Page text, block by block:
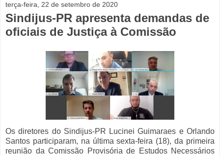
terça-feira, 22 de setembro de 2020
Sindijus-PR apresenta demandas de
oficiais de Justiça à Comissão
Os diretores do Sindijus-PR Lucinei Guimaraes e Orlando
Santos participaram, na última sexta-feira (18), da primeira
reunião da Comissão Provisória de Estudos Necessários